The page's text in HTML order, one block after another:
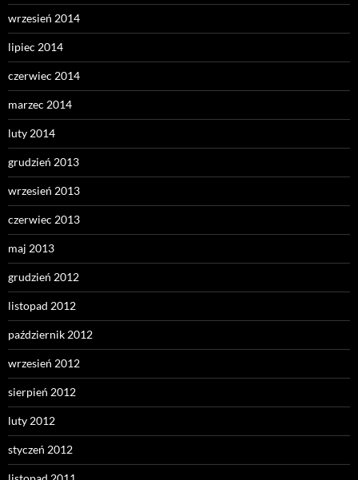
wrzesień 2014
lipiec 2014
czerwiec 2014
marzec 2014
luty 2014
grudzień 2013
wrzesień 2013
czerwiec 2013
maj 2013
grudzień 2012
listopad 2012
październik 2012
wrzesień 2012
sierpień 2012
luty 2012
styczeń 2012